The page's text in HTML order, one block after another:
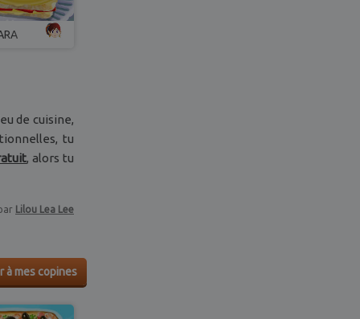
de cuisine,
tu
, alors tu
Lilou Lea Lee
à mes copines